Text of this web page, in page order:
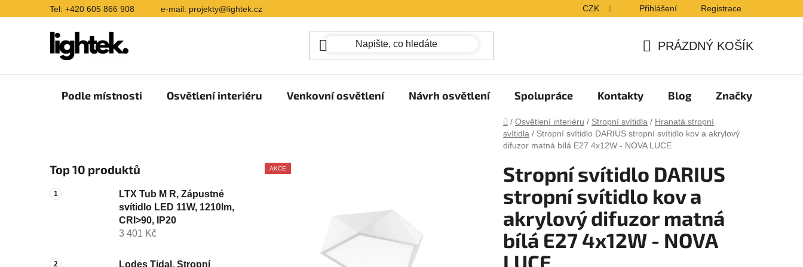
na
Tel: +420 605 866 908 e-mail: projekty@lightek.cz CZK Přihlášení Registrace
KOŠÍK
PRÁZDNÝ KOŠÍK
Podle místnosti Osvětlení interiéru Venkovní osvětlení Návrh osvětlení Spolupráce Kontakty Blog Značky
Domů
/ Osvětlení interiéru / Stropní svítidla / Hranatá stropní
svítidla / Stropní svítidlo DARIUS stropní svítidlo kov a akrylový
difuzor matná bílá E27 4x12W - NOVA LUCE
o
s
t
Top 10 produktů
LTX Tub M R, Zápustné
svítidlo LED 11W, 1210lm,
CRI>90, IP20
3 401 Kč
Lodes Tidal, Stropní
Stropní svítidlo DARIUS
stropní svítidlo kov a
akrylový difuzor matná
bílá E27 4x12W - NOVA
AKCE